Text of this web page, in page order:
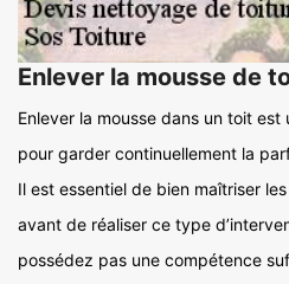
Enlever la mousse de
Enlever la mousse dans un toit
pour garder continuellement la
Il est essentiel de bien maîtriser
avant de réaliser ce type
possédez pas une compétence